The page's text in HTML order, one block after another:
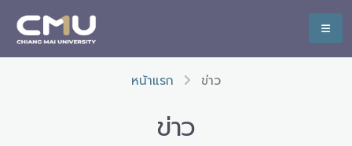
หน้าแรก ข่าว
ข่าว